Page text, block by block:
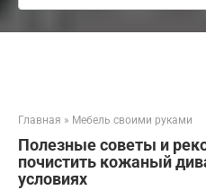
Главная » Мебель своими руками
Полезные советы и
почистить кожаный
условиях